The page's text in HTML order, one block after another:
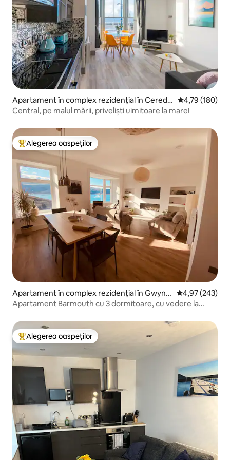
Apartament în complex rezidențial în Ceredig
ion
Scor mediu de
4,79 (180)
Central, pe malul mării, priveliști uimitoare la mare!
Locuință din topul categoriei Alegerea oaspeților
Alegerea oaspeților
Apartament în complex rezidențial în Gwyne
dd
Scor mediu de
4,97 (243)
Apartament Barmouth cu 3 dormitoare, cu vedere la
Locuință din topul categoriei Alegerea oaspeților
Alegerea oaspeților